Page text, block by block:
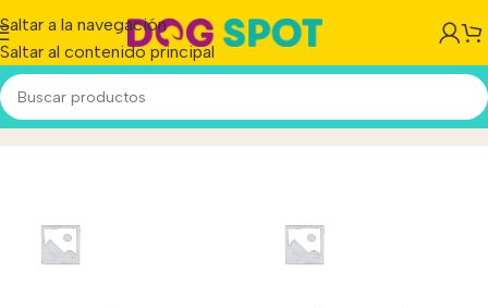
Saltar a la navegación
Saltar al contenido principal
39 mmInicio/Producto